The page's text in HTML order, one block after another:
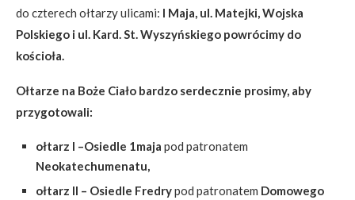
do czterech ołtarzy ulicami: I Maja, ul. Matejki, Wojska
Polskiego i ul. Kard. St. Wyszyńskiego powrócimy do
kościoła.
Ołtarze na Boże Ciało bardzo serdecznie prosimy, aby
przygotowali:
ołtarz I –Osiedle 1maja pod patronatem
Neokatechumenatu,
ołtarz II – Osiedle Fredrypod patronatem Domowego